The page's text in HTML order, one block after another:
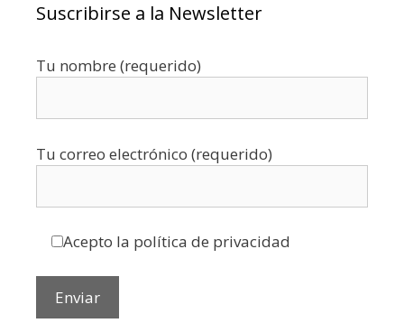
Suscribirse a la Newsletter
Tu nombre (requerido)
Tu correo electrónico (requerido)
Acepto la política de privacidad